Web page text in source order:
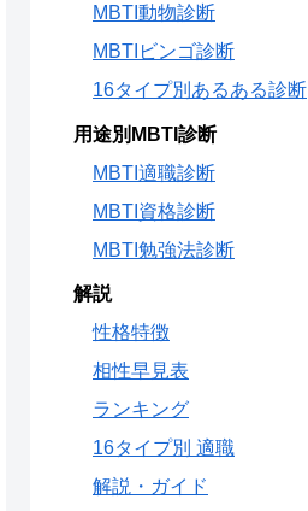
MBTI動物診断
MBTIビンゴ診断
16タイプ別あるある診断
用途別MBTI診断
MBTI適職診断
MBTI資格診断
MBTI勉強法診断
解説
性格特徴
相性早見表
ランキング
16タイプ別 適職
解説・ガイド